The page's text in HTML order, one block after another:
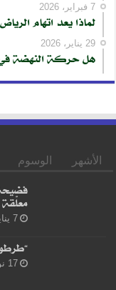
7 فبراير، 2026
لماذا يعد اتهام
29 يناير، 2026
هل حركة النهضة في
الأشهر الوسوم
7 يناير، 2017
17 نوفمبر، 2016